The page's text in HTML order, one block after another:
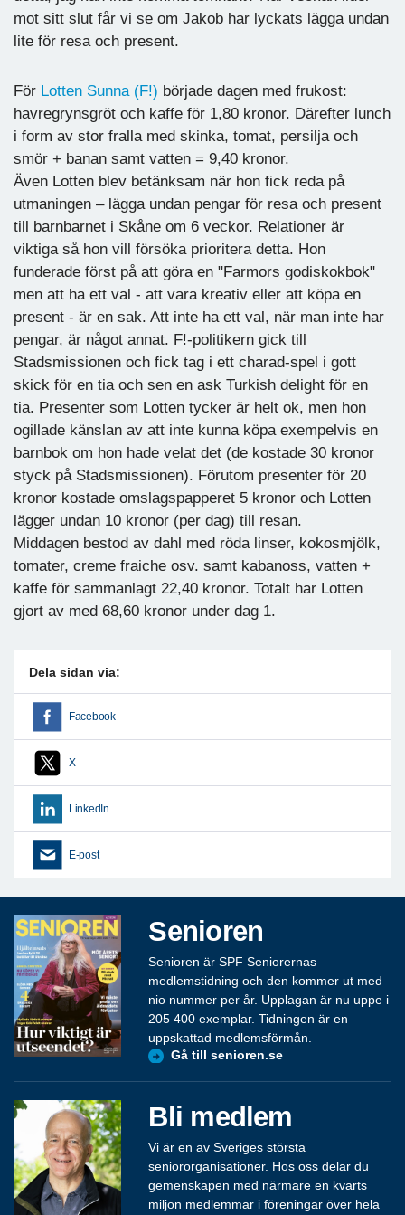
mot sitt slut får vi se om Jakob har lyckats lägga undan
lite för resa och present.
För Lotten Sunna (F!) började dagen med frukost:
havregrynsgröt och kaffe för 1,80 kronor. Därefter lunch
i form av stor fralla med skinka, tomat, persilja och
smör + banan samt vatten = 9,40 kronor.
Även Lotten blev betänksam när hon fick reda på
utmaningen – lägga undan pengar för resa och present
till barnbarnet i Skåne om 6 veckor. Relationer är
viktiga så hon vill försöka prioritera detta. Hon
funderade först på att göra en "Farmors godiskokbok"
men att ha ett val - att vara kreativ eller att köpa en
present - är en sak. Att inte ha ett val, när man inte har
pengar, är något annat. F!-politikern gick till
Stadsmissionen och fick tag i ett charad-spel i gott
skick för en tia och sen en ask Turkish delight för en
tia. Presenter som Lotten tycker är helt ok, men hon
ogillade känslan av att inte kunna köpa exempelvis en
barnbok om hon hade velat det (de kostade 30 kronor
styck på Stadsmissionen). Förutom presenter för 20
kronor kostade omslagspapperet 5 kronor och Lotten
lägger undan 10 kronor (per dag) till resan.
Middagen bestod av dahl med röda linser, kokosmjölk,
tomater, creme fraiche osv. samt kabanoss, vatten +
kaffe för sammanlagt 22,40 kronor. Totalt har Lotten
gjort av med 68,60 kronor under dag 1.
Dela sidan via:
Facebook
X
LinkedIn
E-post
Senioren
Senioren är SPF Seniorernas
medlemstidning och den kommer ut med
nio nummer per år. Upplagan är nu uppe i
205 400 exemplar. Tidningen är en
uppskattad medlemsförmån.
Gå till senioren.se
Bli medlem
Vi är en av Sveriges största
seniororganisationer. Hos oss delar du
gemenskapen med närmare en kvarts
miljon medlemmar i föreningar över hela